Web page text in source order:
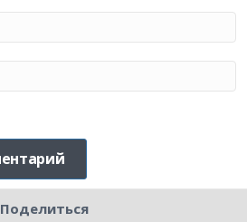
Поделиться